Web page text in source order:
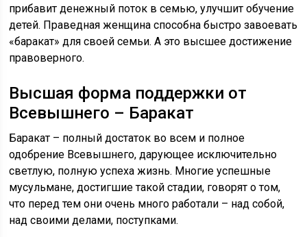
прибавит денежный поток в семью, улучшит обучение
детей. Праведная женщина способна быстро завоевать
«баракат» для своей семьи. А это высшее достижение
правоверного.
Высшая форма поддержки от
Всевышнего – Баракат
Баракат – полный достаток во всем и полное
одобрение Всевышнего, дарующее исключительно
светлую, полную успеха жизнь. Многие успешные
мусульмане, достигшие такой стадии, говорят о том,
что перед тем они очень много работали – над собой,
над своими делами, поступками.